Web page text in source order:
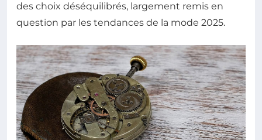
des choix déséquilibrés, largement remis en
question par les tendances de la mode 2025.